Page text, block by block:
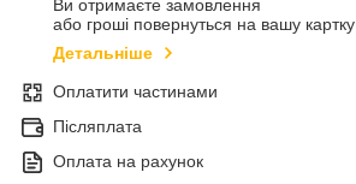
Ви отримаєте замовлення
або гроші повернуться на вашу картку
Детальніше
Оплатити частинами
Післяплата
Оплата на рахунок